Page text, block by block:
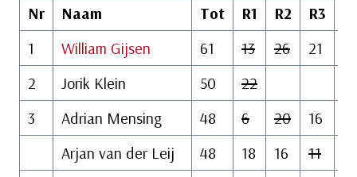
Nr Naam Tot R1 R2 R3
1
William Gijsen 61 13 26 21
2
Jorik Klein 50 22
3
Adrian Mensing 48 6 20 16
Arjan van der Leij
48 18 16 11